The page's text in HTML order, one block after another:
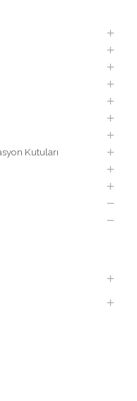
Kutuları